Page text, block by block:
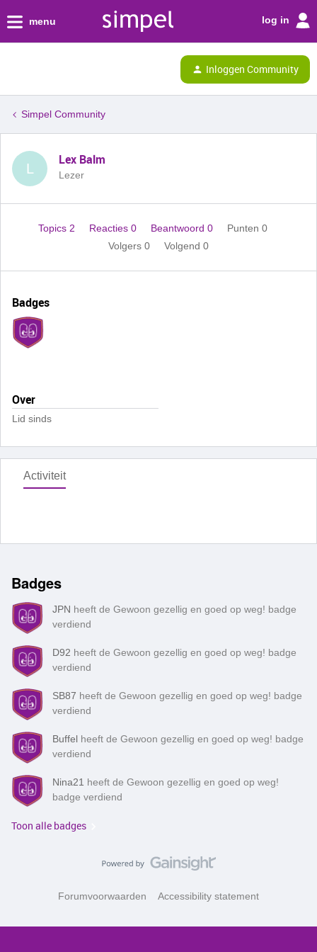
menu log in
Inloggen Community
Simpel Community
L
Lex Balm
Lezer
Topics 2 Reacties 0 Beantwoord 0
Punten 0
Volgers 0 Volgend 0
Badges
Over
Lid sinds
Activiteit
Badges
JPN heeft de Gewoon gezellig en goed op weg! badge
verdiend
D92 heeft de Gewoon gezellig en goed op weg! badge
verdiend
SB87 heeft de Gewoon gezellig en goed op weg! badge
verdiend
Buffel heeft de Gewoon gezellig en goed op weg! badge
verdiend
Nina21 heeft de Gewoon gezellig en goed op weg!
badge verdiend
Toon alle badges
Forumvoorwaarden Accessibility statement